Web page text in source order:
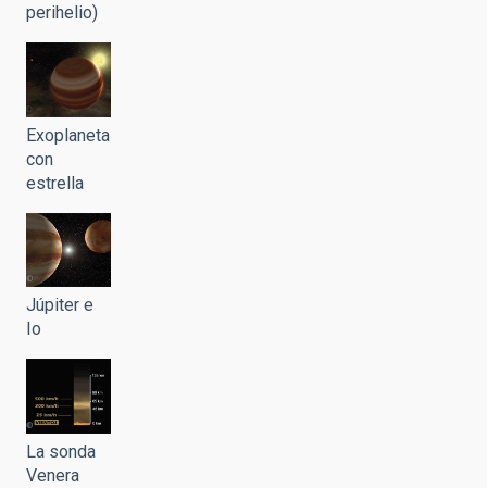
perihelio)
Exoplaneta
con
estrella
Júpiter e
Io
La sonda
Venera